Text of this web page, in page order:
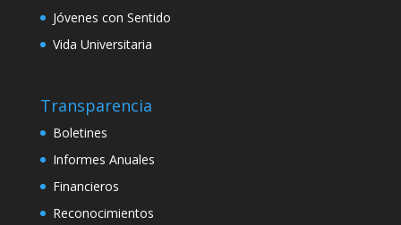
Jóvenes con Sentido
Vida Universitaria
Transparencia
Boletines
Informes Anuales
Financieros
Reconocimientos